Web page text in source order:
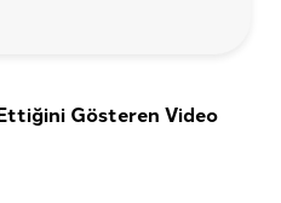
Gösteren Video